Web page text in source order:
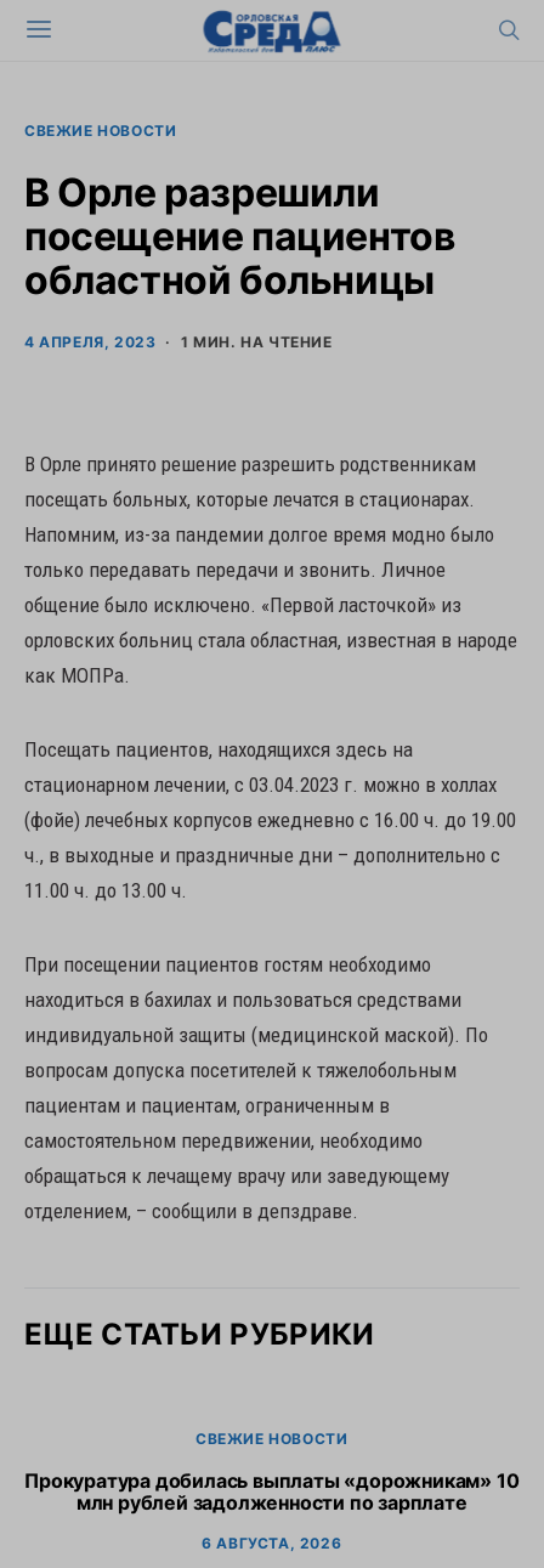
СВЕЖИЕ НОВОСТИ
В Орле разрешили
посещение пациентов
областной больницы
4 АПРЕЛЯ, 2023 1 МИН. НА ЧТЕНИЕ
В Орле принято решение разрешить родственникам
посещать больных, которые лечатся в стационарах.
Напомним, из-за пандемии долгое время модно было
только передавать передачи и звонить. Личное
общение было исключено. «Первой ласточкой» из
орловских больниц стала областная, известная в народе
как МОПРа.
Посещать пациентов, находящихся здесь на
стационарном лечении, с 03.04.2023 г. можно в холлах
(фойе) лечебных корпусов ежедневно с 16.00 ч. до 19.00
ч., в выходные и праздничные дни – дополнительно с
11.00 ч. до 13.00 ч.
При посещении пациентов гостям необходимо
находиться в бахилах и пользоваться средствами
индивидуальной защиты (медицинской маской). По
вопросам допуска посетителей к тяжелобольным
пациентам и пациентам, ограниченным в
самостоятельном передвижении, необходимо
обращаться к лечащему врачу или заведующему
отделением, – сообщили в депздраве.
ЕЩЕ СТАТЬИ РУБРИКИ
СВЕЖИЕ НОВОСТИ
Прокуратура добилась выплаты «дорожникам» 10
млн рублей задолженности по зарплате
6 АВГУСТА, 2026